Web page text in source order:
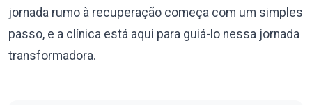
jornada rumo à recuperação começa com um simples
passo, e a clínica está aqui para guiá-lo nessa jornada
transformadora.